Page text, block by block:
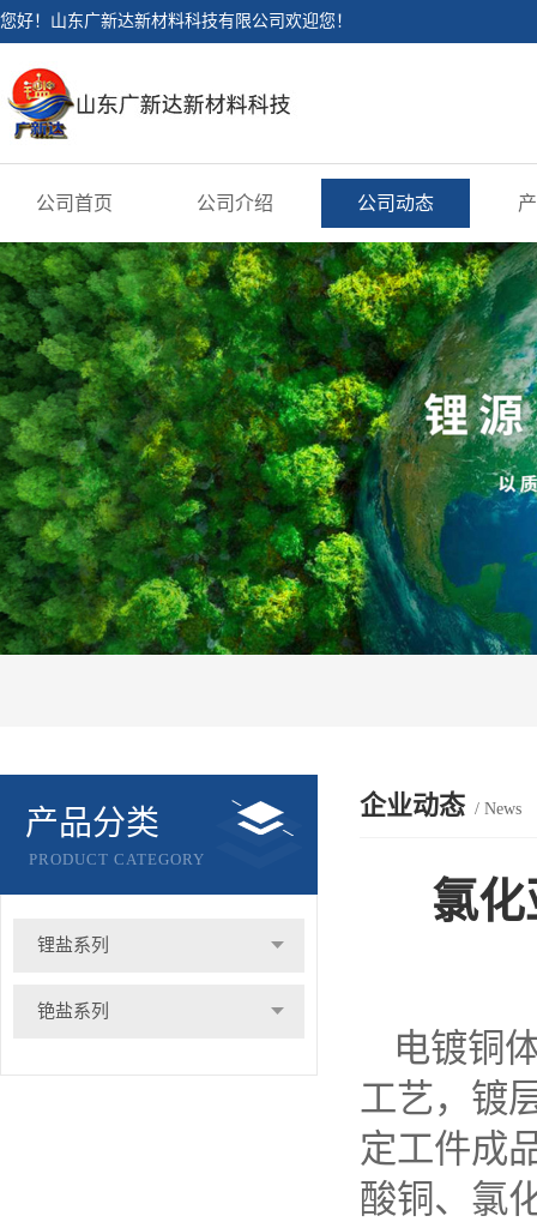
您好！山东广新达新材料科技有限公司欢迎您！
公司首页 公司介绍 公司动态
产品分类
PRODUCT CATEGORY
锂盐系列
铯盐系列
企业动态 / News
氯
电镀铜
工艺，镀
定工件成
酸铜、氯